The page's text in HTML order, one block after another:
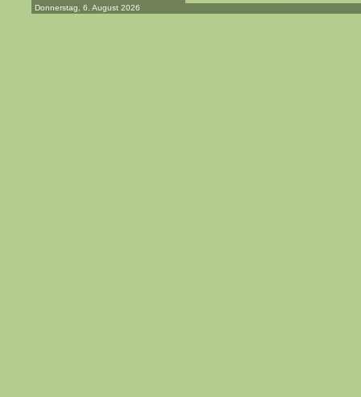
Donnerstag, 6. August 2026